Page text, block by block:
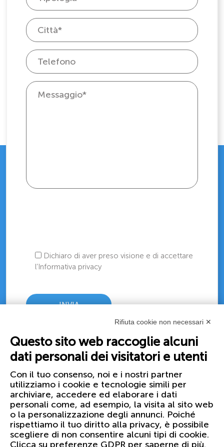
Dichiaro di aver preso visione e di accettare
l’Informativa privacy
Rifiuta cookie non necessari ✕
Questo sito web raccoglie alcuni
dati personali dei visitatori e utenti
Con il tuo consenso, noi e i nostri partner
utilizziamo i cookie e tecnologie simili per
archiviare, accedere ed elaborare i dati
personali come, ad esempio, la visita al sito web
o la personalizzazione degli annunci. Poiché
rispettiamo il tuo diritto alla privacy, è possibile
scegliere di non consentire alcuni tipi di cookie.
Clicca su preferenze GDPR per saperne di più.